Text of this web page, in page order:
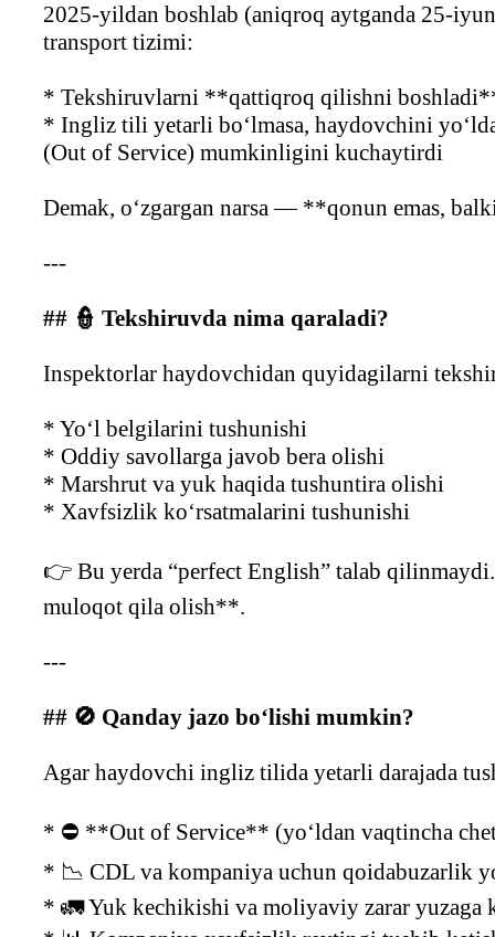
2025-yildan boshlab (aniqroq aytganda 25-
transport tizimi:
* Tekshiruvlarni **qattiqroq qilishni
* Ingliz tili yetarli bo‘lmasa, haydovchini
(Out of Service) mumkinligini kuchaytirdi
Demak, o‘zgargan narsa — **qonun emas,
---
## 👮 Tekshiruvda nima qaraladi?
Inspektorlar haydovchidan quyidagilarni
* Yo‘l belgilarini tushunishi
* Oddiy savollarga javob bera olishi
* Marshrut va yuk haqida tushuntira olishi
* Xavfsizlik ko‘rsatmalarini tushunishi
👉 Bu yerda “perfect English” talab
muloqot qila olish**.
---
## 🚫 Qanday jazo bo‘lishi mumkin?
Agar haydovchi ingliz tilida yetarli darajada
* ⛔ **Out of Service** (yo‘ldan vaqtincha
* 📉 CDL va kompaniya uchun qoidabuzarlik
* 🚛 Yuk kechikishi va moliyaviy zarar yuzaga